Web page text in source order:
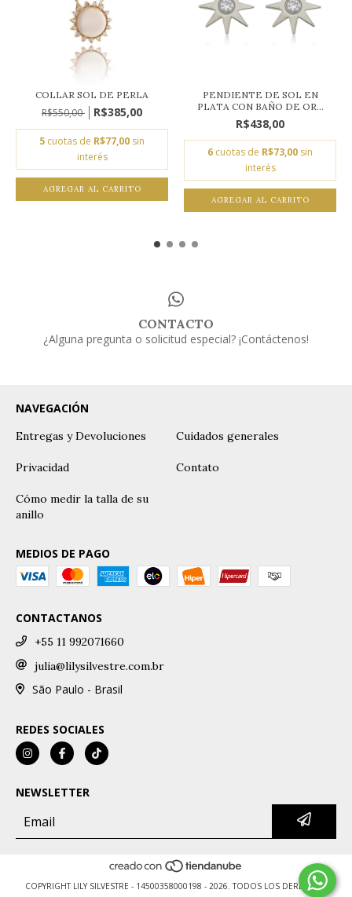
COLLAR SOL DE PERLA
R$550,00 R$385,00
5 cuotas de R$77,00 sin
interés
AGREGAR AL CARRITO
PENDIENTE DE SOL EN
PLATA CON BAÑO DE OR...
R$438,00
6 cuotas de R$73,00 sin
interés
AGREGAR AL CARRITO
CONTACTO
¿Alguna pregunta o solicitud especial? ¡Contáctenos!
NAVEGACIÓN
Entregas y Devoluciones Cuidados generales
Privacidad Contato
Cómo medir la talla de su
anillo
MEDIOS DE PAGO
CONTACTANOS
+55 11 992071660
julia@lilysilvestre.com.br
São Paulo - Brasil
REDES SOCIALES
NEWSLETTER
COPYRIGHT LILY SILVESTRE - 14500358000198 - 2026. TODOS LOS DERECHOS